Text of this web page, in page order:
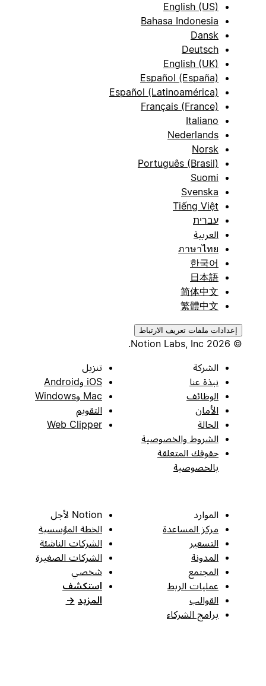
English (US)
Bahasa Indonesia
Dansk
Deutsch
English (UK)
Español (España)
Español (Latinoamérica)
Français (France)
Italiano
Nederlands
Norsk
Português (Brasil)
Suomi
Svenska
Tiếng Việt
עברית
العربية
ภาษาไทย
한국어
日本語
简体中文
繁體中文
إعدادات ملفات تعريف الارتباط
الشركة
نبذة عنا
الوظائف
الأمان
الحالة
الشروط والخصوصية
حقوقك المتعلقة
بالخصوصية
تنزيل
iOS وAndroid
Mac وWindows
التقويم
Web Clipper
الموارد
مركز المساعدة
التسعير
المدونة
المجتمع
عمليات الربط
القوالب
برامج الشركاء
Notion لأجل
الخطة المؤسسية
الشركات الناشئة
الشركات الصغيرة
شخصي
استكشف
المزيد →